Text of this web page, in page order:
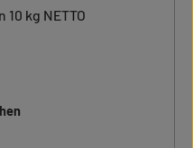
kg NETTO